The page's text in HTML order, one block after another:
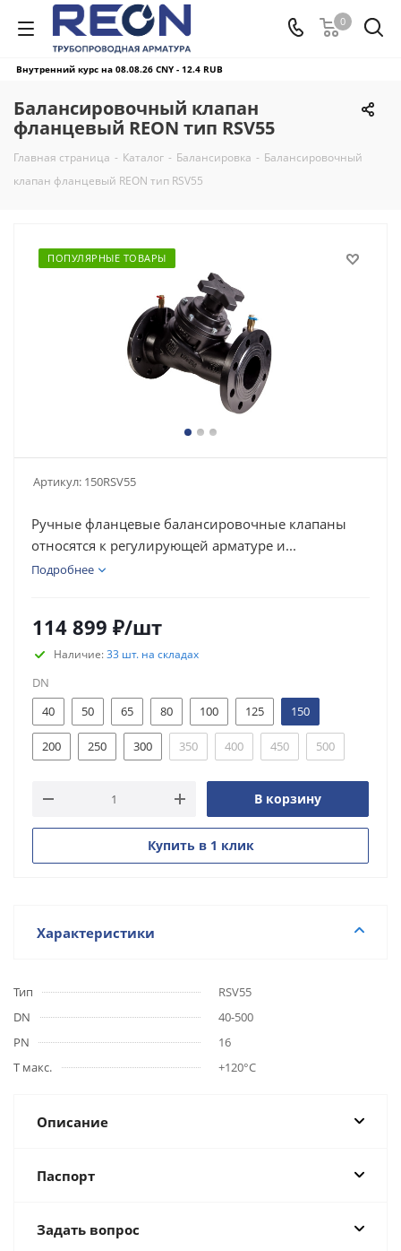
0
Внутренний курс на 08.08.26 CNY - 12.4 RUB
Балансировочный клапан
фланцевый REON тип RSV55
Главная страница - Каталог - Балансировка - Балансировочный
клапан фланцевый REON тип RSV55
ПОПУЛЯРНЫЕ ТОВАРЫ
Артикул: 150RSV55
Ручные фланцевые балансировочные клапаны
относятся к регулирующей арматуре и...
Подробнее
114 899 ₽/шт
Наличие:33 шт. на складах
DN
40
50 65 80 100 125 150
200 250 300 350 400 450 500
В корзину
Купить в 1 клик
Характеристики
Тип
RSV55
DN
40-500
PN
16
Т макс.
+120°С
Описание
Паспорт
Задать вопрос